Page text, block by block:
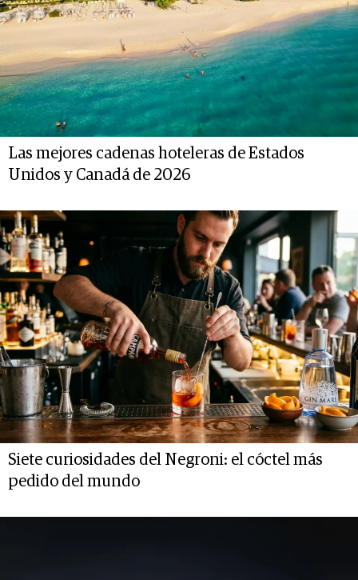
Las mejores cadenas hoteleras de Estados
Unidos y Canadá de 2026
Siete curiosidades del Negroni: el cóctel más
pedido del mundo